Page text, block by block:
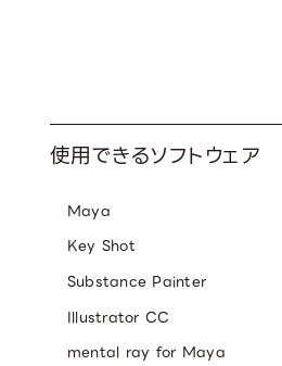
使用できるソフトウェア
Maya
Key Shot
Substance Painter
Illustrator CC
mental ray for Maya